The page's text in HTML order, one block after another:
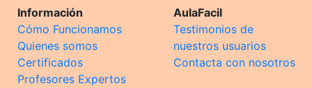
Información
Cómo Funcionamos
Quienes somos
Certificados
Profesores Expertos
AulaFacil
Testimonios de
nuestros usuarios
Contacta con nosotros